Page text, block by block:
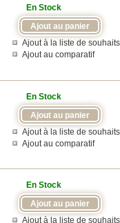
En Stock
Ajout à la liste de souhaits
Ajout au comparatif
En Stock
Ajout à la liste de souhaits
Ajout au comparatif
En Stock
Ajout à la liste de souhaits